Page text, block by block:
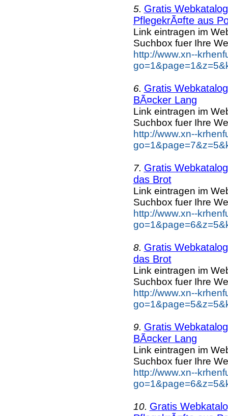
5. Gratis
PflegekrÃ¤fte aus
Link eintragen im
Suchbox fuer Ihre
http://www.xn--
6. Gratis
BÃ¤cker Lang
Link eintragen im
Suchbox fuer Ihre
http://www.xn--
7. Gratis
das Brot
Link eintragen im
Suchbox fuer Ihre
http://www.xn--
8. Gratis
das Brot
Link eintragen im
Suchbox fuer Ihre
http://www.xn--
9. Gratis
BÃ¤cker Lang
Link eintragen im
Suchbox fuer Ihre
http://www.xn--
10. Gratis